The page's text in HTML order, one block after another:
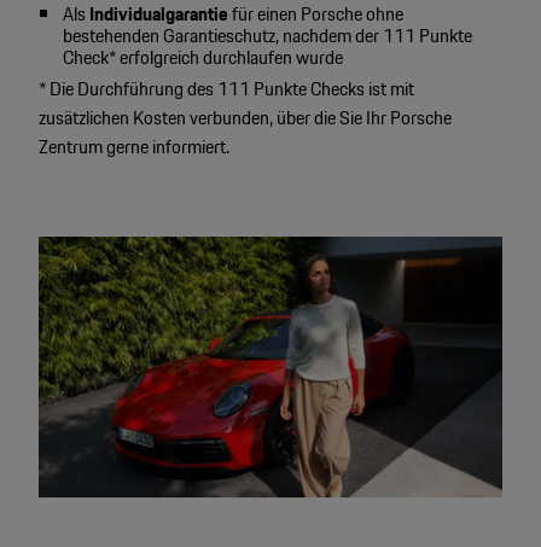
Als Individualgarantiefür einen Porsche ohne
bestehenden Garantieschutz, nachdem der 111 Punkte
Check* erfolgreich durchlaufen wurde
* Die Durchführung des 111 Punkte Checks ist mit
zusätzlichen Kosten verbunden, über die Sie Ihr Porsche
Zentrum gerne informiert.